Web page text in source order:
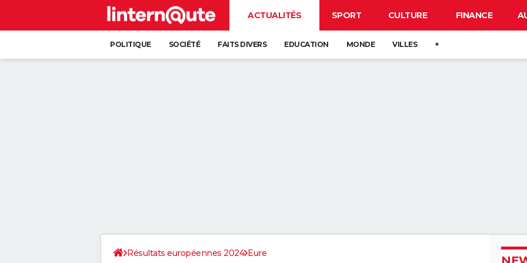
ACTUALITÉS SPORT CULTURE FINANCE
POLITIQUE SOCIÉTÉ FAITS DIVERS EDUCATION MONDE VILLES +
Résultats européennes 2024 Eure